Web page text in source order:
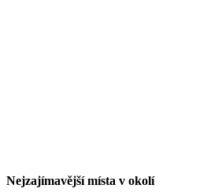
Nejzajímavější místa v okolí